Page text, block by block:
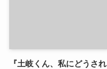
『土岐くん、私にどうされ